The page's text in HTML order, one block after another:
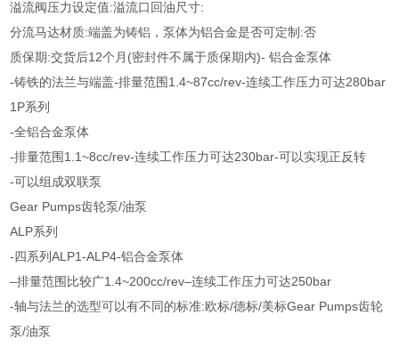
溢流阀压力设定值:溢流口回油尺寸:
分流马达材质:端盖为铸铝，泵体为铝合金是否可定制:否
质保期:交货后12个月(密封件不属于质保期内)- 铝合金泵体
-铸铁的法兰与端盖-排量范围1.4~87cc/rev-连续工作压力可达280bar
1P系列
-全铝合金泵体
-排量范围1.1~8cc/rev-连续工作压力可达230bar-可以实现正反转
-可以组成双联泵
Gear Pumps齿轮泵/油泵
ALP系列
-四系列ALP1-ALP4-铝合金泵体
–排量范围比较广1.4~200cc/rev–连续工作压力可达250bar
-轴与法兰的选型可以有不同的标准:欧标/德标/美标Gear Pumps齿轮
泵/油泵